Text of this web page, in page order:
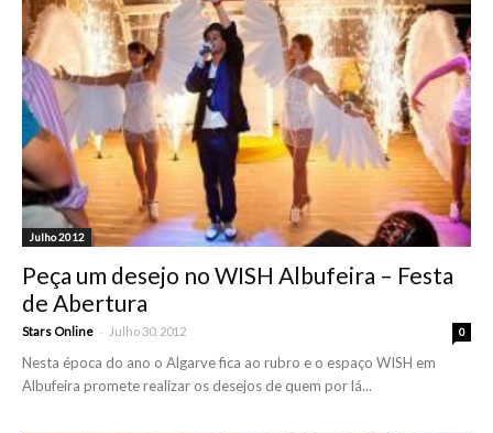
Julho 2012
Peça um desejo no WISH Albufeira – Festa
de Abertura
Stars Online - Julho 30, 2012 0
Nesta época do ano o Algarve fica ao rubro e o espaço WISH em
Albufeira promete realizar os desejos de quem por lá...